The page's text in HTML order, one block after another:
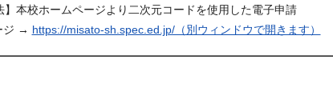
】本校ホームページより二次元コードを使用した電子申請
ジ →
https://misato-sh.spec.ed.jp/（別ウィンドウで開きます）